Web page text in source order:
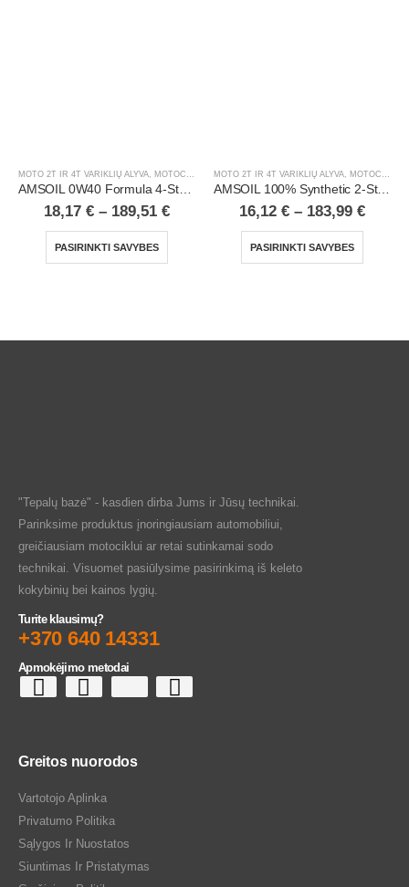
MOTO 2T IR 4T VARIKLIŲ ALYVA MOTOCIKLAI, ATV/UTV
AMSOIL 0W40 Formula 4-Stroke® Powersports Synthetic Motor Oil
18,17 € – 189,51 €
PASIRINKTI SAVYBES
MOTO 2T IR 4T VARIKLIŲ ALYVA MOTOCIKLAI, ATV/UTV
AMSOIL 100% Synthetic 2-Stroke Injector Oil
16,12 € – 183,99 €
PASIRINKTI SAVYBES
"Tepalų bazė" - kasdien dirba Jums ir Jūsų technikai.
Parinksime produktus įnoringiausiam automobiliui,
greičiausiam motociklui ar retai sutinkamai sodo
technikai. Visuomet pasiūlysime pasirinkimą iš keleto
kokybinių bei kainos lygių.
Turite klausimų?
+370 640 14331
Apmokėjimo metodai
Greitos nuorodos
Vartotojo Aplinka
Privatumo Politika
Sąlygos Ir Nuostatos
Siuntimas Ir Pristatymas